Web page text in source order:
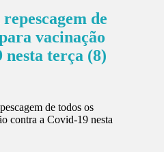
de
vacinação
terça (8)